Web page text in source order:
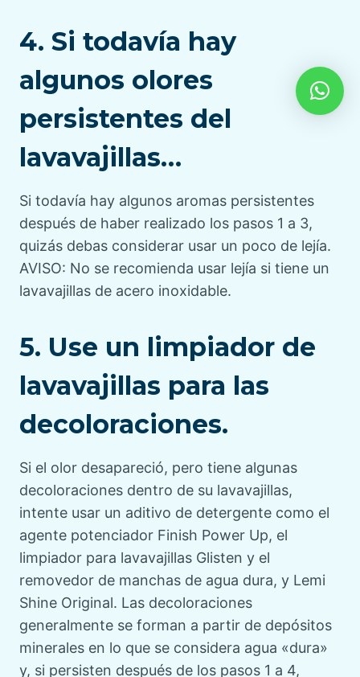
4. Si todavía hay
algunos olores
persistentes del
lavavajillas…
Si todavía hay algunos aromas persistentes
después de haber realizado los pasos 1 a 3,
quizás debas considerar usar un poco de lejía.
AVISO: No se recomienda usar lejía si tiene un
lavavajillas de acero inoxidable.
5. Use un limpiador de
lavavajillas para las
decoloraciones.
Si el olor desapareció, pero tiene algunas
decoloraciones dentro de su lavavajillas,
intente usar un aditivo de detergente como el
agente potenciador Finish Power Up, el
limpiador para lavavajillas Glisten y el
removedor de manchas de agua dura, y Lemi
Shine Original. Las decoloraciones
generalmente se forman a partir de depósitos
minerales en lo que se considera agua «dura»
y, si persisten después de los pasos 1 a 4,